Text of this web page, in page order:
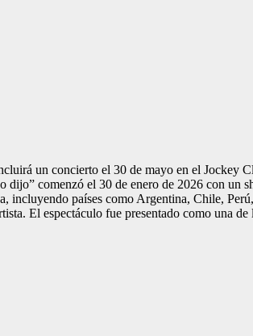
un concierto el 30 de mayo en el Jockey
comenzó el 30 de enero de 2026 con un
países como Argentina, Chile,
El espectáculo fue presentado como una